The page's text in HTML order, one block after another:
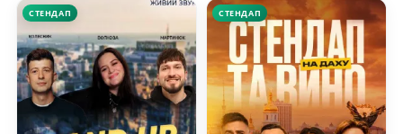
СТЕНДАП СТЕНДАП